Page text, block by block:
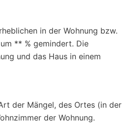
in der Wohnung bzw.
** % gemindert. Die
und das Haus in einem
der Mängel, des Ortes (in der
der Wohnung.